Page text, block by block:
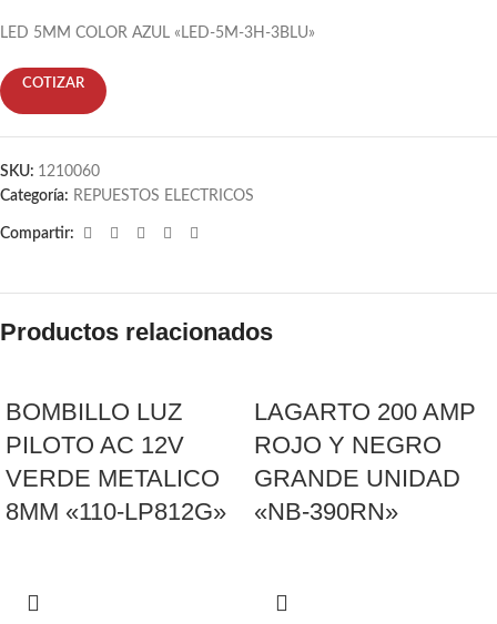
LED 5MM COLOR AZUL «LED-5M-3H-3BLU»
COTIZAR
SKU: 1210060
Categoría: REPUESTOS ELECTRICOS
Compartir:
Productos relacionados
BOMBILLO LUZ
PILOTO AC 12V
VERDE METALICO
8MM «110-LP812G»
LAGARTO 200 AMP
ROJO Y NEGRO
GRANDE UNIDAD
«NB-390RN»